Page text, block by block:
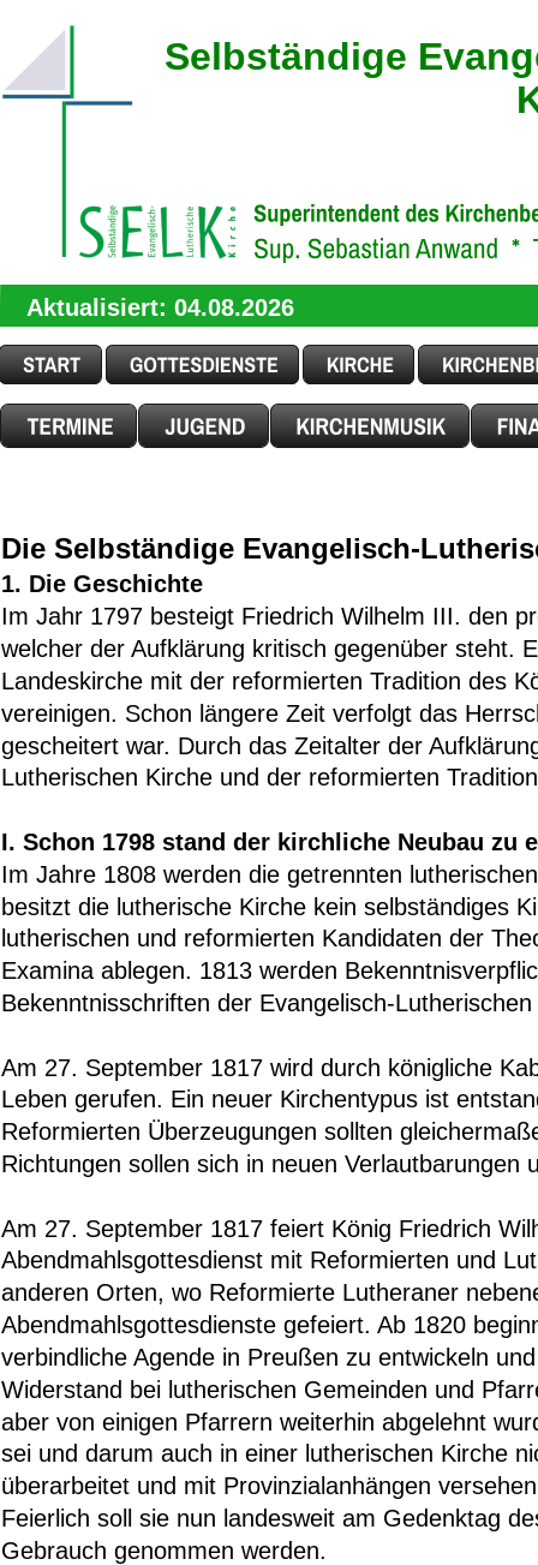
Die Selbständige Evangelisch-
1. Die Geschichte
Im Jahr 1797 besteigt Friedrich Wilhelm III. den
welcher der Aufklärung kritisch gegenüber steht.
Landeskirche mit der reformierten Tradition des
vereinigen. Schon längere Zeit verfolgt das
gescheitert war. Durch das Zeitalter der
Lutherischen Kirche und der reformierten
I. Schon 1798 stand der kirchliche Neubau
Im Jahre 1808 werden die getrennten
besitzt die lutherische Kirche kein selbständiges
lutherischen und reformierten Kandidaten der
Examina ablegen. 1813 werden
Bekenntnisschriften der Evangelisch-
Am 27. September 1817 wird durch königliche
Leben gerufen. Ein neuer Kirchentypus ist
Reformierten Überzeugungen sollten
Richtungen sollen sich in neuen
Am 27. September 1817 feiert König Friedrich
Abendmahlsgottesdienst mit Reformierten und
anderen Orten, wo Reformierte Lutheraner
Abendmahlsgottesdienste gefeiert. Ab 1820
verbindliche Agende in Preußen zu entwickeln
Widerstand bei lutherischen Gemeinden und
aber von einigen Pfarrern weiterhin abgelehnt
sei und darum auch in einer lutherischen Kirche
überarbeitet und mit Provinzialanhängen
Feierlich soll sie nun landesweit am Gedenktag
Gebrauch genommen werden.
Aktualisiert: 04.08.2026
Selbständige